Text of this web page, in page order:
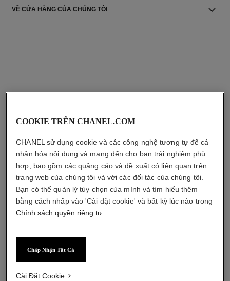
VỀ CỬA HÀNG CỦA CHÚNG TÔI
le gel sourcils
COOKIE TRÊN CHANEL.COM
CHANEL sử dụng cookie và các công nghệ tương tự để cá
nhân hóa nội dung và mang đến cho bạn trải nghiệm phù
hợp, bao gồm các quảng cáo và đề xuất có liên quan trên
trang web của chúng tôi và với các đối tác của chúng tôi.
Bạn có thể quản lý tùy chọn của mình và tìm hiểu thêm
bằng cách nhấp vào 'Cài đặt cookie' và bất kỳ lúc nào trong
Chính sách quyền riêng tư
Chấp Nhận Tất Cả
Cài Đặt Cookie